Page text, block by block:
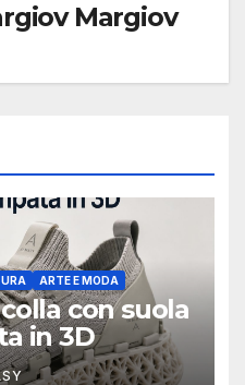
Margiov
ARTE E MODA
con suola
in 3D